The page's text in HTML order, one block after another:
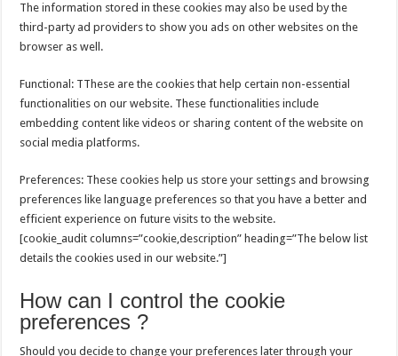
The information stored in these cookies may also be used by the
third-party ad providers to show you ads on other websites on the
browser as well.
Functional: TThese are the cookies that help certain non-essential
functionalities on our website. These functionalities include
embedding content like videos or sharing content of the website on
social media platforms.
Preferences: These cookies help us store your settings and browsing
preferences like language preferences so that you have a better and
efficient experience on future visits to the website.
[cookie_audit columns=”cookie,description” heading=”The below list
details the cookies used in our website.”]
How can I control the cookie
preferences ?
Should you decide to change your preferences later through your